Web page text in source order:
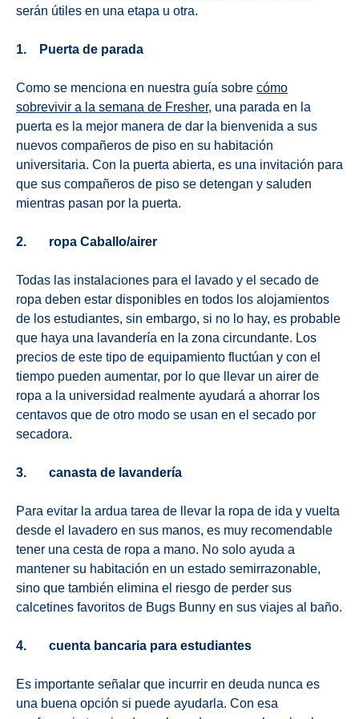
serán útiles en una etapa u otra.
1. Puerta de parada
Como se menciona en nuestra guía sobre cómo
sobrevivir a la semana de Fresher, una parada en la
puerta es la mejor manera de dar la bienvenida a sus
nuevos compañeros de piso en su habitación
universitaria. Con la puerta abierta, es una invitación para
que sus compañeros de piso se detengan y saluden
mientras pasan por la puerta.
2. ropa Caballo/airer
Todas las instalaciones para el lavado y el secado de
ropa deben estar disponibles en todos los alojamientos
de los estudiantes, sin embargo, si no lo hay, es probable
que haya una lavandería en la zona circundante. Los
precios de este tipo de equipamiento fluctúan y con el
tiempo pueden aumentar, por lo que llevar un airer de
ropa a la universidad realmente ayudará a ahorrar los
centavos que de otro modo se usan en el secado por
secadora.
3. canasta de lavandería
Para evitar la ardua tarea de llevar la ropa de ida y vuelta
desde el lavadero en sus manos, es muy recomendable
tener una cesta de ropa a mano. No solo ayuda a
mantener su habitación en un estado semirrazonable,
sino que también elimina el riesgo de perder sus
calcetines favoritos de Bugs Bunny en sus viajes al baño.
4. cuenta bancaria para estudiantes
Es importante señalar que incurrir en deuda nunca es
una buena opción si puede ayudarla. Con esa